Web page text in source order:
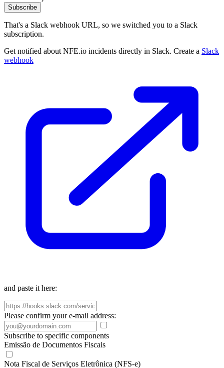
Subscribe
That's a Slack webhook URL, so we switched you to a Slack
subscription.
Get notified about NFE.io incidents directly in Slack. Create a Slack
webhook
and paste it here:
Please confirm your e-mail address:
Subscribe to specific components
Emissão de Documentos Fiscais
Nota Fiscal de Serviços Eletrônica (NFS-e)